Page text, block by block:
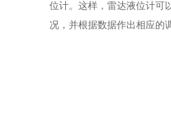
位计。这样，雷达液位计可
况，并根据数据作出相应的